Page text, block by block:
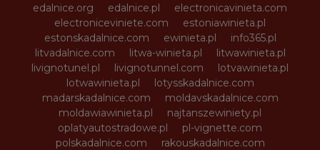
edalnice.org
edalnice.pl
electronicavinieta.com
electroniceviniete.com
estoniawinieta.pl
estonskadalnice.com
ewinieta.pl
info365.pl
litvadalnice.com
litwa-winieta.pl
litwawinieta.pl
livignotunel.pl
livignotunnel.com
lotvawinieta.pl
lotwawinieta.pl
lotysskadalnice.com
madarskadalnice.com
moldavskadalnice.com
moldawiawinieta.pl
najtanszewiniety.pl
oplatyautostradowe.pl
pl-vignette.com
polskadalnice.com
rakouskadalnice.com